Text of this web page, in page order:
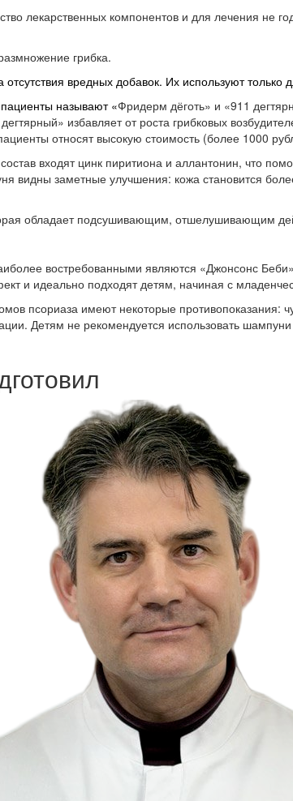
лекарственных компонентов и для лечения не
грибка.
вредных добавок. Их используют только
называют «Фридерм дёготь» и «911
избавляет от роста грибковых
относят высокую стоимость (более 1000
входят цинк пиритиона и аллантонин, что
видны заметные улучшения: кожа становится
обладает подсушивающим, отшелушивающим
востребованными являются «Джонсонс
и идеально подходят детям, начиная с
псориаза имеют некоторые противопоказания:
Детям не рекомендуется использовать